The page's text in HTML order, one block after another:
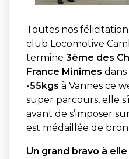
Toutes nos
club Locomotive
termine 3ème des
France Minimes
-55kgs à Vannes ce
super parcours, elle
avant de s’imposer
est médaillée de
Un grand bravo à